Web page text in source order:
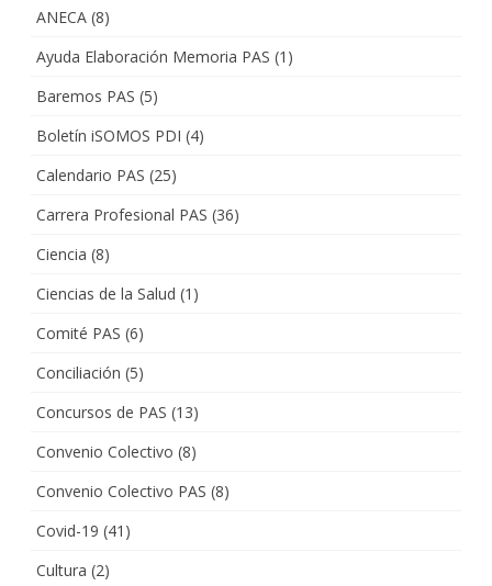
ANECA (8)
Ayuda Elaboración Memoria PAS (1)
Baremos PAS (5)
Boletín iSOMOS PDI (4)
Calendario PAS (25)
Carrera Profesional PAS (36)
Ciencia (8)
Ciencias de la Salud (1)
Comité PAS (6)
Conciliación (5)
Concursos de PAS (13)
Convenio Colectivo (8)
Convenio Colectivo PAS (8)
Covid-19 (41)
Cultura (2)